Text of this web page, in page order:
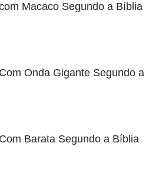
Macaco Segundo a Bíblia
Onda Gigante Segundo a
Barata Segundo a Bíblia